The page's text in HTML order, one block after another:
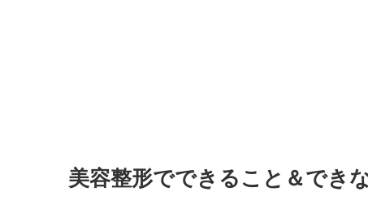
美容整形でできること＆でき